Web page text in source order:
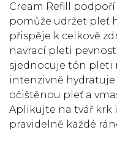
Cream Refill
pomůže udržet pleť
přispěje k celkově
navrací pleti
sjednocuje tón pleti
intenzivně hydratuje
očištěnou pleť a
Aplikujte na tvář krk
pravidelně každé